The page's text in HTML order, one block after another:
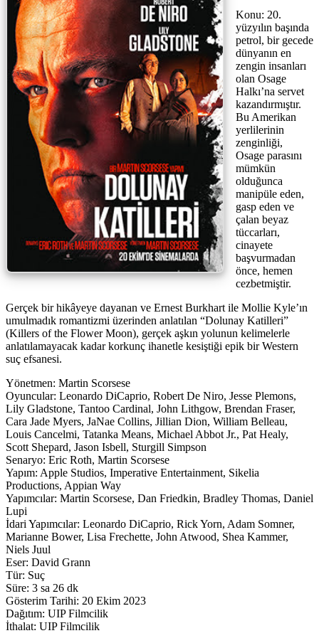
Konu: 20.
yüzyılın başında
petrol, bir gecede
dünyanın en
zengin insanları
olan Osage
Halkı’na servet
kazandırmıştır.
Bu Amerikan
yerlilerinin
zenginliği,
Osage parasını
mümkün
olduğunca
manipüle eden,
gasp eden ve
çalan beyaz
tüccarları,
cinayete
başvurmadan
önce, hemen
cezbetmiştir.
Gerçek bir hikâyeye dayanan ve Ernest Burkhart ile Mollie Kyle’ın
umulmadık romantizmi üzerinden anlatılan “Dolunay Katilleri”
(Killers of the Flower Moon), gerçek aşkın yolunun kelimelerle
anlatılamayacak kadar korkunç ihanetle kesiştiği epik bir Western
suç efsanesi.
Yönetmen: Martin Scorsese
Oyuncular: Leonardo DiCaprio, Robert De Niro, Jesse Plemons,
Lily Gladstone, Tantoo Cardinal, John Lithgow, Brendan Fraser,
Cara Jade Myers, JaNae Collins, Jillian Dion, William Belleau,
Louis Cancelmi, Tatanka Means, Michael Abbot Jr., Pat Healy,
Scott Shepard, Jason Isbell, Sturgill Simpson
Senaryo: Eric Roth, Martin Scorsese
Yapım: Apple Studios, Imperative Entertainment, Sikelia
Productions, Appian Way
Yapımcılar: Martin Scorsese, Dan Friedkin, Bradley Thomas, Daniel
Lupi
İdari Yapımcılar: Leonardo DiCaprio, Rick Yorn, Adam Somner,
Marianne Bower, Lisa Frechette, John Atwood, Shea Kammer,
Niels Juul
Eser: David Grann
Tür: Suç
Süre: 3 sa 26 dk
Gösterim Tarihi: 20 Ekim 2023
Dağıtım: UIP Filmcilik
İthalat: UIP Filmcilik